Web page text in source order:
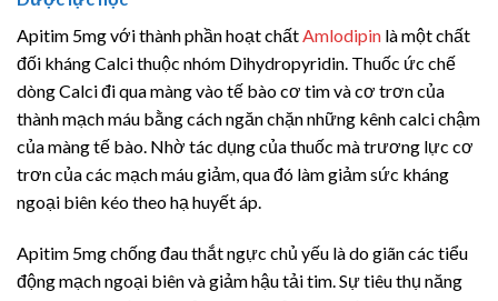
Apitim 5mg với thành phần hoạt chấtAmlodipin là một chất
đối kháng Calci thuộc nhóm Dihydropyridin. Thuốc ức chế
dòng Calci đi qua màng vào tế bào cơ tim và cơ trơn của
thành mạch máu bằng cách ngăn chặn những kênh calci chậm
của màng tế bào. Nhờ tác dụng của thuốc mà trương lực cơ
trơn của các mạch máu giảm, qua đó làm giảm sức kháng
ngoại biên kéo theo hạ huyết áp.
Apitim 5mg chống đau thắt ngực chủ yếu là do giãn các tiểu
động mạch ngoại biên và giảm hậu tải tim. Sự tiêu thụ năng